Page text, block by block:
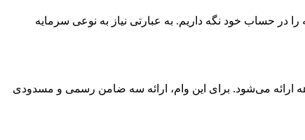
در حساب خود نگه داریم. به عبارتی نیاز به نوعی سرمایه
طرح وام فوری دارد. در طرح «خرید کالای ایرانی»، وامی تا سقف 200 میلیون تومان با نرخ سود 23٪ و بازپرداخت 12 تا 60 ماهه ارائه می‌شود. برای این وام، ارائه سه ضامن رسمی و مسدودی